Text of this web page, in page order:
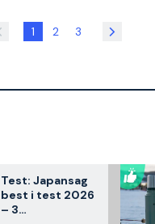
1 2 3
Test: Japansag
best i test 2026
– 3